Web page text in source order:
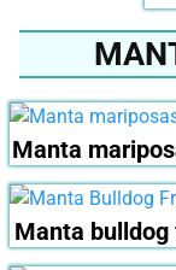
Manta
Manta bulldog